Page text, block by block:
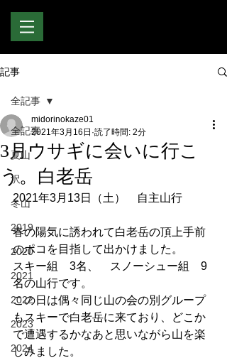
記事
全記事
夏山
沢
冬山
2019
2020
2021
2022
2023
2024
全記事
3月ウサギに会いに行こ
う。白老岳
midorinokaze01
2021年3月16日 読了時間: 2分
2021年3月13日（土）　自主山行
春の陽気に誘われて白老岳の頂上手前
のポコを目指して出かけました。
スキー組　3名、　スノーシュー組　9
名の山行です。
この日は偶々同じ山の会の別グループ
もスキーで白老岳に来ており、どこか
で遭遇するかなあと思いながら山を楽
しみました。